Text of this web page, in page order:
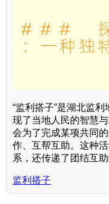
“监利搭子”是湖北监
现了当地人民的智慧
会为了完成某项共同
作、互帮互助。这种
系，还传递了团结互助
监利搭子